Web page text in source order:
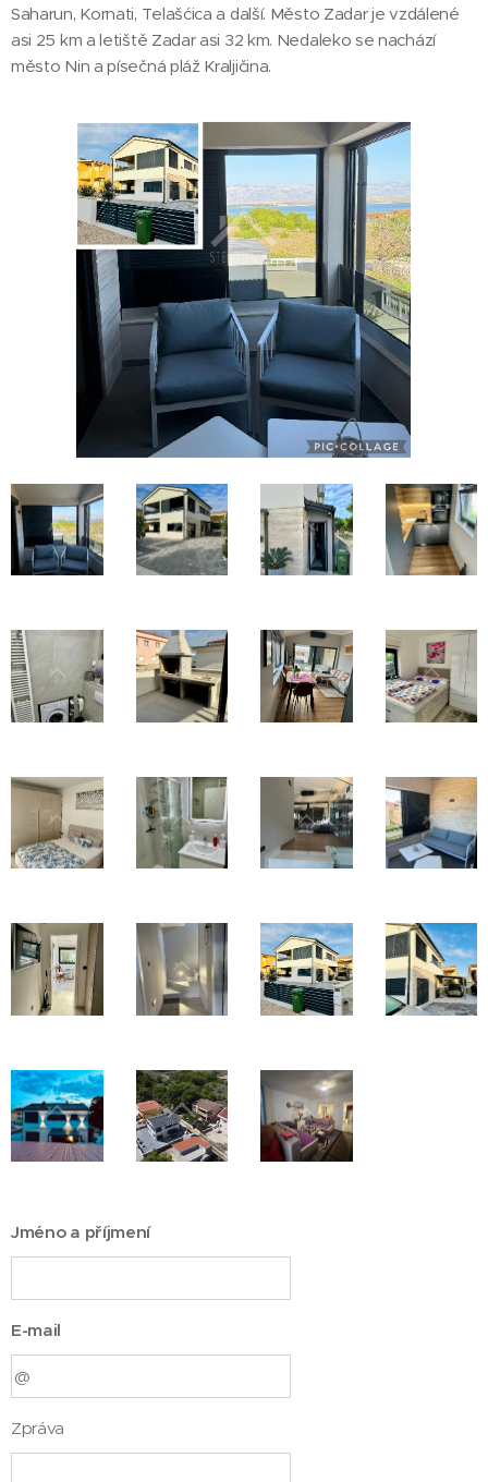
Saharun, Kornati, Telašćica a další. Město Zadar je vzdálené
asi 25 km a letiště Zadar asi 32 km. Nedaleko se nachází
město Nin a písečná pláž Kraljičina.
Jméno a příjmení
E-mail
Zpráva